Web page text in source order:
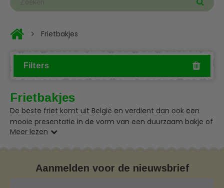
Frietbakjes
Filters
Frietbakjes
De beste friet komt uit België en verdient dan ook een
mooie presentatie in de vorm van een duurzaam bakje of
zakje. Bij DisposableShop.be vindt u patatbakjes van
Meer lezen
Aanmelden voor de nieuwsbrief